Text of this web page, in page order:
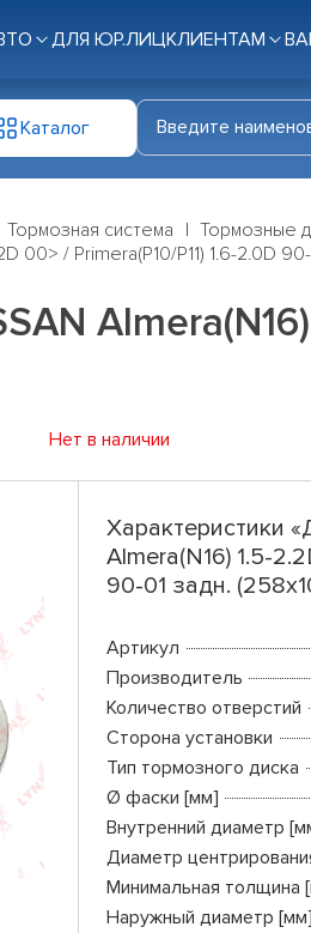
ДЛЯ ЮР.ЛИЦКЛИЕНТАМ
Каталог
Тормозная система
Тормозные
00> / Primera(P10/P11) 1.6-2.0D
Нет в наличии
Характеристики
Almera(N16) 1.5-
90-01 задн.
Артикул
Производитель
Количество отверстий
Сторона установки
Тип тормозного диска
Ø фаски [мм]
Внутренний диаметр
Диаметр
Минимальная толщина
Наружный диаметр [мм]